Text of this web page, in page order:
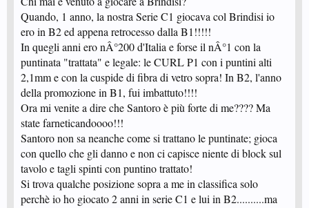
Quando, 1 anno, la nostra Serie C1 giocava col Brindisi io
ero in B2 ed appena retrocesso dalla B1!!!!!
In quegli anni ero nÂ°200 d'Italia e forse il nÂ°1 con la
puntinata "trattata" e legale: le CURL P1 con i puntini alti
2,1mm e con la cuspide di fibra di vetro sopra! In B2, l'anno
della promozione in B1, fui imbattuto!!!!
Ora mi venite a dire che Santoro è più forte di me???? Ma
state farneticandoooo!!!
Santoro non sa neanche come si trattano le puntinate; gioca
con quello che gli danno e non ci capisce niente di block sul
tavolo e tagli spinti con puntino trattato!
Si trova qualche posizione sopra a me in classifica solo
perchè io ho giocato 2 anni in serie C1 e lui in B2..........ma